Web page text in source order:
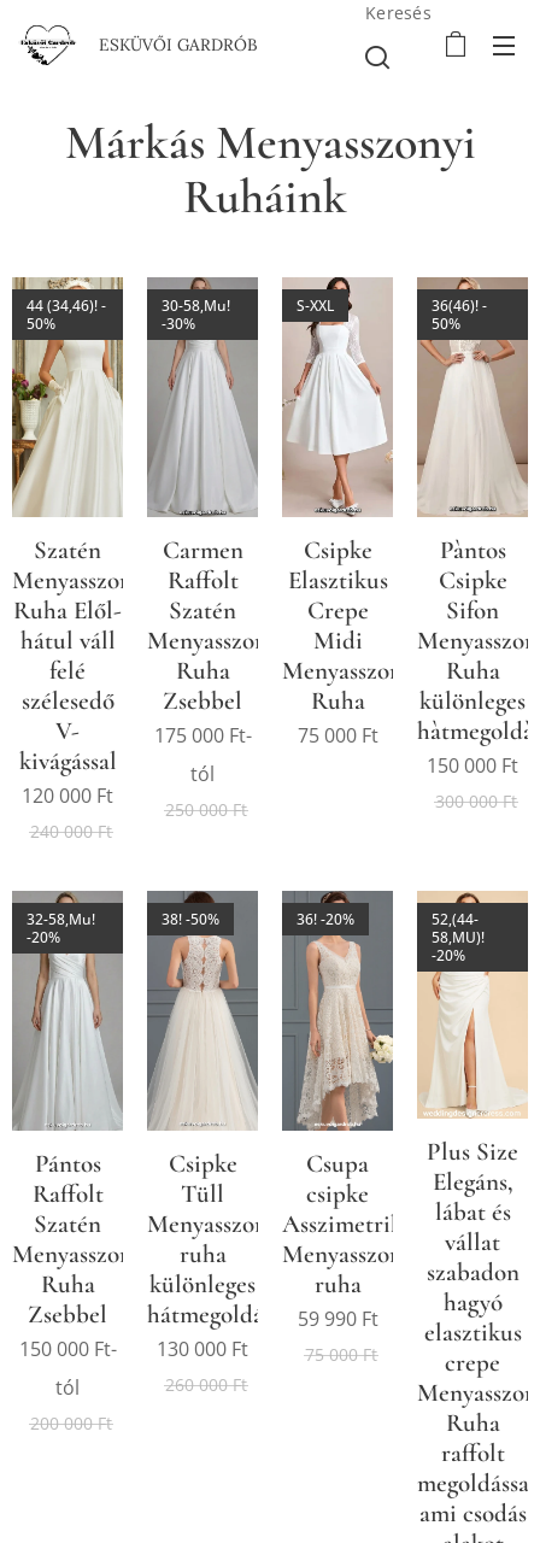
ESKÜVŐI GARDRÓB
Keresés
Márkás Menyasszonyi
Ruháink
Szatén
Menyasszonyi
Ruha Elől-
hátul váll
felé
szélesedő
V-
kivágással
44 (34,46)! -
50%
120 000 Ft
240 000Ft
Carmen
Raffolt
Szatén
Menyasszonyi
Ruha
Zsebbel
30-58,Mu!
-30%
175 000Ft-
tól
250 000Ft
Csipke
Elasztikus
Crepe
Midi
Menyasszonyi
Ruha
S-XXL
75 000Ft
Pàntos
Csipke
Sifon
Ruha
különleges
36(46)! -
50%
150 000 Ft
300 000Ft
Pántos
Raffolt
Szatén
Menyasszonyi
Ruha
Zsebbel
32-58,Mu!
-20%
150 000Ft-
tól
200 000Ft
Csipke
Tüll
Menyasszonyi
ruha
különleges
hátmegoldással
38! -50%
130 000 Ft
260 000Ft
Csupa
csipke
Asszimetrikus
Menyasszonyi
ruha
36! -20%
59 990Ft
75 000Ft
Plus Size
Elegáns,
lábat és
vállat
szabadon
hagyó
elasztikus
crepe
Ruha
raffolt
ami csodás
52,(44-
58,MU)!
-20%